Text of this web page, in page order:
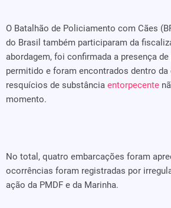
O Batalhão de Policiamento com Cães
do Brasil também participaram da
abordagem, foi confirmada a presença
permitido e foram encontrados dentro da
resquícios de substância entorpecente
momento.
No total, quatro embarcações foram
ocorrências foram registradas por
ação da PMDF e da Marinha.